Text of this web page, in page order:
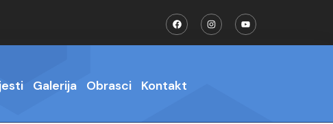
Galerija Obrasci Kontakt